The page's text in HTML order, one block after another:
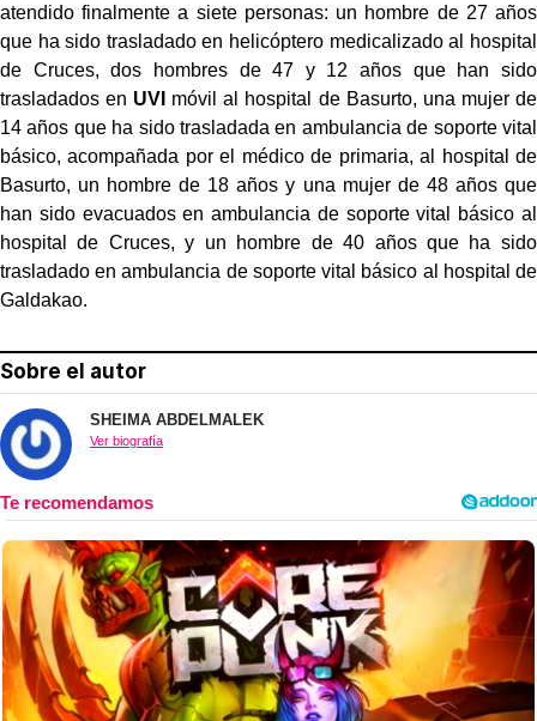
atendido finalmente a siete personas: un hombre de 27 años
que ha sido trasladado en helicóptero medicalizado al hospital
de Cruces, dos hombres de 47 y 12 años que han sido
trasladados en UVI móvil al hospital de Basurto, una mujer de
14 años que ha sido trasladada en ambulancia de soporte vital
básico, acompañada por el médico de primaria, al hospital de
Basurto, un hombre de 18 años y una mujer de 48 años que
han sido evacuados en ambulancia de soporte vital básico al
hospital de Cruces, y un hombre de 40 años que ha sido
trasladado en ambulancia de soporte vital básico al hospital de
Galdakao.
Sobre el autor
SHEIMA ABDELMALEK
Ver biografía